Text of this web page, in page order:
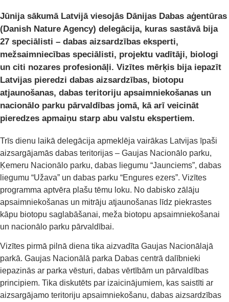
Jūnija sākumā Latvijā viesojās Dānijas Dabas aģentūras
(Danish Nature Agency) delegācija, kuras sastāvā bija
27 speciālisti – dabas aizsardzības eksperti,
mežsaimniecības speciālisti, projektu vadītāji, biologi
un citi nozares profesionāļi. Vizītes mērķis bija iepazīt
Latvijas pieredzi dabas aizsardzības, biotopu
atjaunošanas, dabas teritoriju apsaimniekošanas un
nacionālo parku pārvaldības jomā, kā arī veicināt
pieredzes apmaiņu starp abu valstu ekspertiem.
Trīs dienu laikā delegācija apmeklēja vairākas Latvijas īpaši
aizsargājamās dabas teritorijas – Gaujas Nacionālo parku,
Ķemeru Nacionālo parku, dabas liegumu “Jaunciems”, dabas
liegumu “Užava” un dabas parku “Engures ezers”. Vizītes
programma aptvēra plašu tēmu loku. No dabisko zālāju
apsaimniekošanas un mitrāju atjaunošanas līdz piekrastes
kāpu biotopu saglabāšanai, meža biotopu apsaimniekošanai
un nacionālo parku pārvaldībai.
Vizītes pirmā pilnā diena tika aizvadīta Gaujas Nacionālajā
parkā. Gaujas Nacionālā parka Dabas centrā dalībnieki
iepazinās ar parka vēsturi, dabas vērtībām un pārvaldības
principiem. Tika diskutēts par izaicinājumiem, kas saistīti ar
aizsargājamo teritoriju apsaimniekošanu, dabas aizsardzības